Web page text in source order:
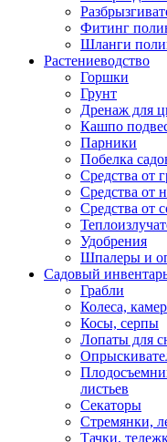
Фитинг
Шланги
Растениеводство
Горшки
Грунт
Дренаж для
Кашпо
Парники
Побелка
Средства от
Средства от
Средства от
Удобрения
Шпалеры и
Садовый
Грабли
Колеса,
Косы, серпы
Лопаты для
листьев
Секаторы
Стремянки,
Тачки,